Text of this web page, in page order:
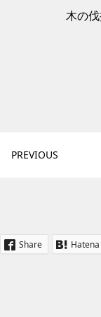
木の
PREVIOUS
Share Hatena